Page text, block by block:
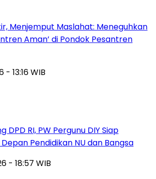
Menjemput Maslahat: Meneguhkan
Aman’ di Pondok Pesantren
- 13:16 WIB
DPD RI, PW Pergunu DIY Siap
Pendidikan NU dan Bangsa
- 18:57 WIB